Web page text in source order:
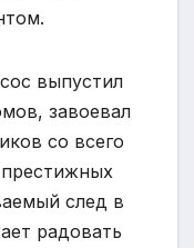
выпустил
завоевал
со всего
след в
радовать